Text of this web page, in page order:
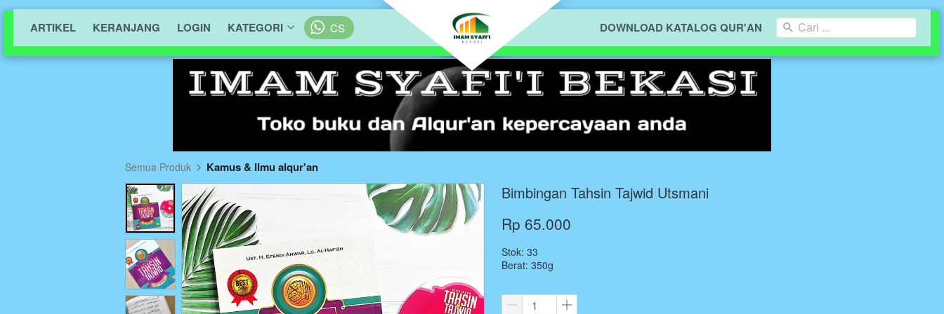
ARTIKEL KERANJANG LOGIN KATEGORI ` CS DOWNLOAD KATALOG QUR'AN Cari ...
Semua Produk Kamus & Ilmu alqur'an
Bimbingan Tahsin Tajwid Utsmani
Rp 65.000
Stok: 33
Berat: 350g